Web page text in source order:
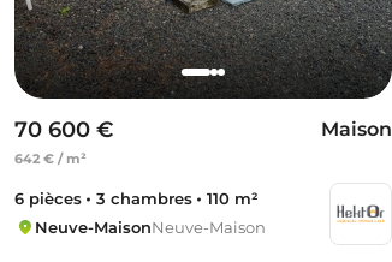
70 600 €
642 € / m²
Maison
6 pièces 3 chambres
110 m²
Neuve-MaisonNeuve-Maison